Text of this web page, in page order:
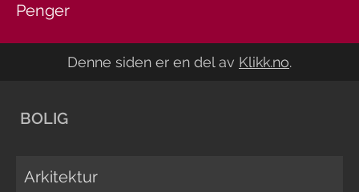
Penger
Denne siden er en del av Klikk.no.
BOLIG
Arkitektur